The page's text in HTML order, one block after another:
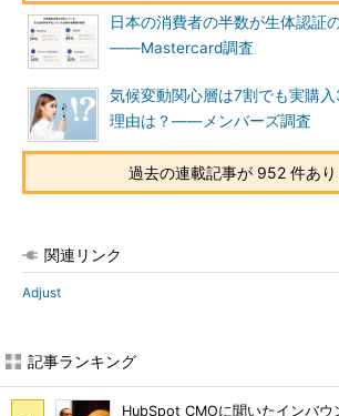
日本の消費者の半数が生体認証
――Mastercard調査
気候変動関心層は7割でも実購
理由は？――メンバーズ調査
過去の連載記事が 952 件あり
関連リンク
Adjust
記事ランキング
HubSpot CMOに聞いたインバウ